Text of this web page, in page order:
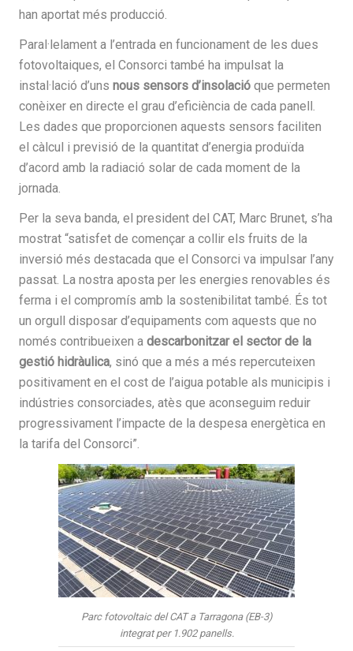
han aportat més producció.
Paral·lelament a l’entrada en funcionament de les dues
fotovoltaiques, el Consorci també ha impulsat la
instal·lació d’uns nous sensors d’insolació que permeten
conèixer en directe el grau d’eficiència de cada panell.
Les dades que proporcionen aquests sensors faciliten
el càlcul i previsió de la quantitat d’energia produïda
d’acord amb la radiació solar de cada moment de la
jornada.
Per la seva banda, el president del CAT, Marc Brunet, s’ha
mostrat “satisfet de començar a collir els fruits de la
inversió més destacada que el Consorci va impulsar l’any
passat. La nostra aposta per les energies renovables és
ferma i el compromís amb la sostenibilitat també. És tot
un orgull disposar d’equipaments com aquests que no
només contribueixen a descarbonitzar el sector de la
gestió hidràulica, sinó que a més a més repercuteixen
positivament en el cost de l’aigua potable als municipis i
indústries consorciades, atès que aconseguim reduir
progressivament l’impacte de la despesa energètica en
la tarifa del Consorci”.
Parc fotovoltaic del CAT a Tarragona (EB-3)
integrat per 1.902 panells.